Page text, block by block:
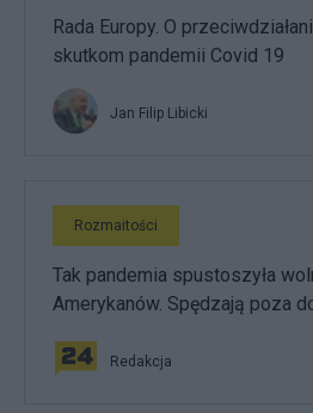
Rada Europy. O
skutkom pandemii Covid 19
Jan Filip Libicki
Rozmaitości
Tak pandemia spustoszyła
Amerykanów. Spędzają poza
Redakcja